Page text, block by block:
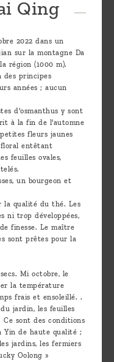
Qing
2022 dans un
sur la montagne Da
région (1000 m).
des principes
années ; aucun
d'osmanthus y sont
à la fin de l'automne
fleurs jaunes
entêtant
feuilles ovales,
un bourgeon et
la qualité du thé. Les
ni trop développées,
finesse. Le maître
sont prêtes pour la
Mi octobre, le
la température
frais et ensoleillé. .
jardin, les feuilles
Ce sont des conditions
Yin de haute qualité ;
jardins, les fermiers
Oolong »